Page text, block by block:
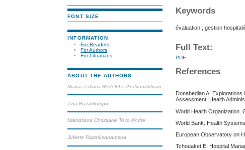
FONT SIZE
INFORMATION
For Readers
For Authors
For Librarians
ABOUT THE AUTHORS
Niaina Zakaria Rodolphe Andriamifidison
Tina Razafitompo
Miandrisoa Christiane Tovo Andre
Juliette Razafimanantsoa
Keywords
évaluation ; gestion
Full Text:
PDF
References
Donabedian A.
Assessment. Health
World Health Organization.
World Bank. Health
European Observatory on
Tchouaket E. Hospital